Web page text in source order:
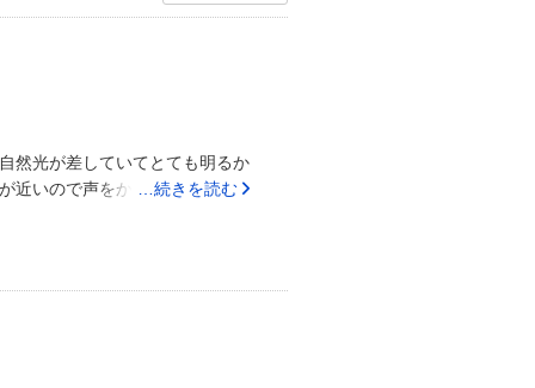
然光が差していてとても明るか
近いので声をかけられやすく挨
像が見にくい席がないのが印象
がりしています。装花も流行り
囲内で収まっています。妊娠中
りました。その他、ブーケ・
分たちで作成したのでその分値
…続きを読む